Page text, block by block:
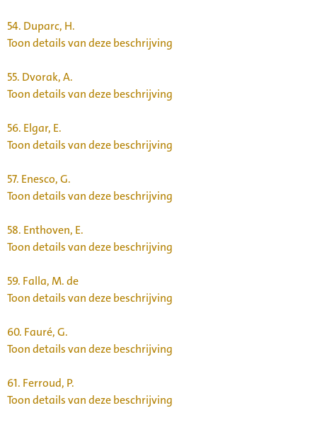
54. Duparc, H.
Toon details van deze beschrijving
55. Dvorak, A.
Toon details van deze beschrijving
56. Elgar, E.
Toon details van deze beschrijving
57. Enesco, G.
Toon details van deze beschrijving
58. Enthoven, E.
Toon details van deze beschrijving
59. Falla, M. de
Toon details van deze beschrijving
60. Fauré, G.
Toon details van deze beschrijving
61. Ferroud, P.
Toon details van deze beschrijving